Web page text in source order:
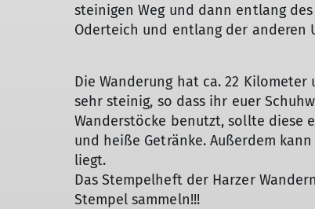
steinigen Weg und dann entlang
Oderteich und entlang der anderen
Die Wanderung hat ca. 22 Kilometer
sehr steinig, so dass ihr euer
Wanderstöcke benutzt, sollte diese
und heiße Getränke. Außerdem
liegt.
Das Stempelheft der Harzer
Stempel sammeln!!!